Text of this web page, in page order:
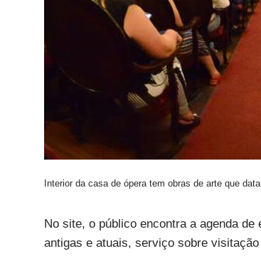
Interior da casa de ópera tem obras de arte que
No site, o público encontra a agenda
antigas e atuais, serviço sobre